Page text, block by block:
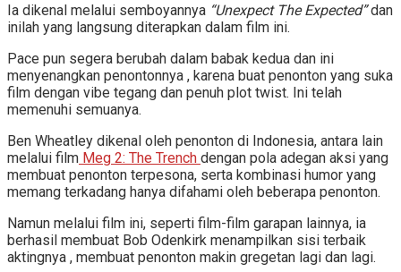
Ia dikenal melalui semboyannya “Unexpect The Expected”dan
inilah yang langsung diterapkan dalam film ini.
Pace pun segera berubah dalam babak kedua dan ini
menyenangkan penontonnya , karena buat penonton yang suka
film dengan vibe tegang dan penuh plot twist. Ini telah
memenuhi semuanya.
Ben Wheatley dikenal oleh penonton di Indonesia, antara lain
melalui film Meg 2: The Trench dengan pola adegan aksi yang
membuat penonton terpesona, serta kombinasi humor yang
memang terkadang hanya difahami oleh beberapa penonton.
Namun melalui film ini, seperti film-film garapan lainnya, ia
berhasil membuat Bob Odenkirk menampilkan sisi terbaik
aktingnya , membuat penonton makin gregetan lagi dan lagi.